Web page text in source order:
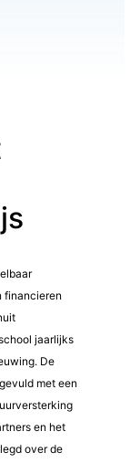
financieren
jaarlijks
De
met een
en het
over de